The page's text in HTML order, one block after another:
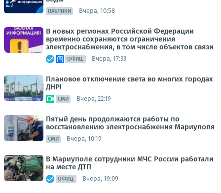
ПАБЛИКИ Вчера, 10:58
В новых регионах Российской Федерации
временно сохраняются ограничения
электроснабжения, в том числе объектов связи
ОФИЦ. Вчера, 17:33
Плановое отключение света во многих городах
ДНР!
СМИ Вчера, 22:19
Пятый день продолжаются работы по
восстановлению электроснабжения Мариуполя
СМИ Вчера, 10:19
В Мариуполе сотрудники МЧС России работали
на месте ДТП
ОФИЦ. Вчера, 19:09